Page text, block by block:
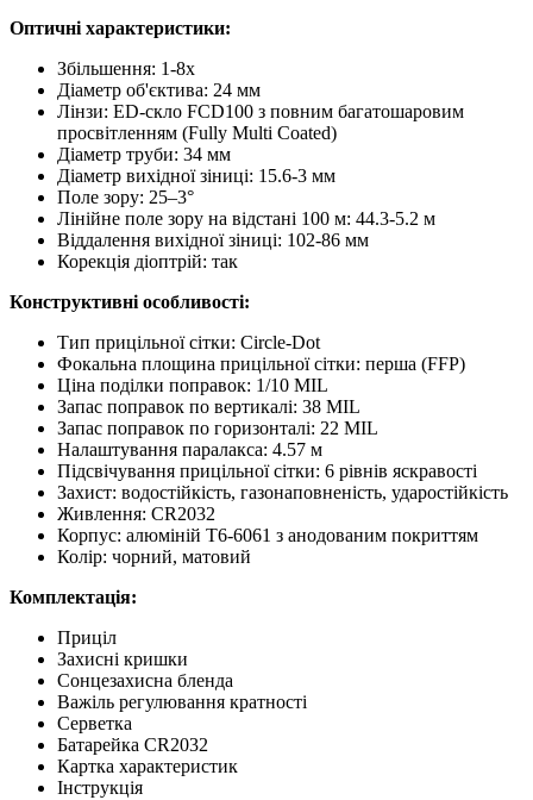
Оптичні характеристики:
Збільшення: 1-8x
Діаметр об'єктива: 24 мм
Лінзи: ED-скло FCD100 з повним багатошаровим
просвітленням (Fully Multi Coated)
Діаметр труби: 34 мм
Діаметр вихідної зіниці: 15.6-3 мм
Поле зору: 25–3°
Лінійне поле зору на відстані 100 м: 44.3-5.2 м
Віддалення вихідної зіниці: 102-86 мм
Корекція діоптрій: так
Конструктивні особливості:
Тип прицільної сітки: Circle-Dot
Фокальна площина прицільної сітки: перша (FFP)
Ціна поділки поправок: 1/10 MIL
Запас поправок по вертикалі: 38 MIL
Запас поправок по горизонталі: 22 MIL
Налаштування паралакса: 4.57 м
Підсвічування прицільної сітки: 6 рівнів яскравості
Захист: водостійкість, газонаповненість, ударостійкість
Живлення: CR2032
Корпус: алюміній Т6-6061 з анодованим покриттям
Колір: чорний, матовий
Комплектація:
Приціл
Захисні кришки
Сонцезахисна бленда
Важіль регулювання кратності
Серветка
Батарейка CR2032
Картка характеристик
Інструкція